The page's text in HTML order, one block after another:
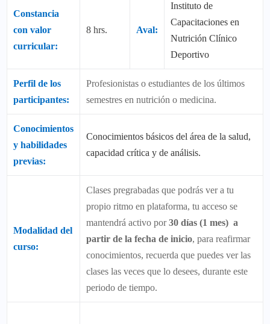
Constancia
con valor
curricular:
8 hrs. Aval:
Instituto de
Capacitaciones en
Nutrición Clínico
Deportivo
Perfil de los
participantes:
Profesionistas o estudiantes de los últimos
semestres en nutrición o medicina.
Conocimientos
y habilidades
previas:
Conocimientos básicos del área de la salud,
capacidad crítica y de análisis.
Modalidad del
curso:
Clases pregrabadas que podrás ver a tu
propio ritmo en plataforma, tu acceso se
mantendrá activo por30 días (1 mes) a
partir de la fecha de inicio, para reafirmar
conocimientos, recuerda que puedes ver las
clases las veces que lo desees, durante este
periodo de tiempo.